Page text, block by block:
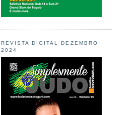
REVISTA DIGITAL DEZEMBRO
2024